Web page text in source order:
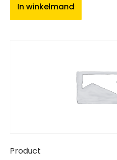
In winkelmand
Product